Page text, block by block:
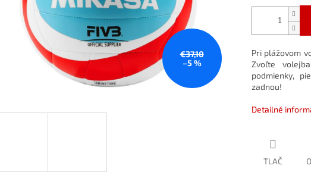
€37,10
–5 %
Pri plážovom
Zvoľte
podmienky,
zadnou!
Detailné
TLAČ